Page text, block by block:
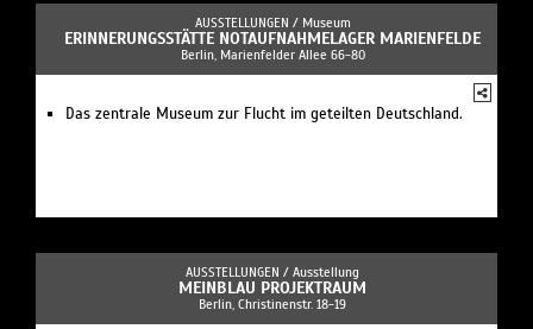
AUSSTELLUNGEN / Museum
ERINNERUNGSSTÄTTE NOTAUFNAHMELAGER MARIENFELDE
Berlin, Marienfelder Allee 66-80
Das zentrale Museum zur Flucht im geteilten Deutschland.
AUSSTELLUNGEN / Ausstellung
MEINBLAU PROJEKTRAUM
Berlin, Christinenstr. 18-19